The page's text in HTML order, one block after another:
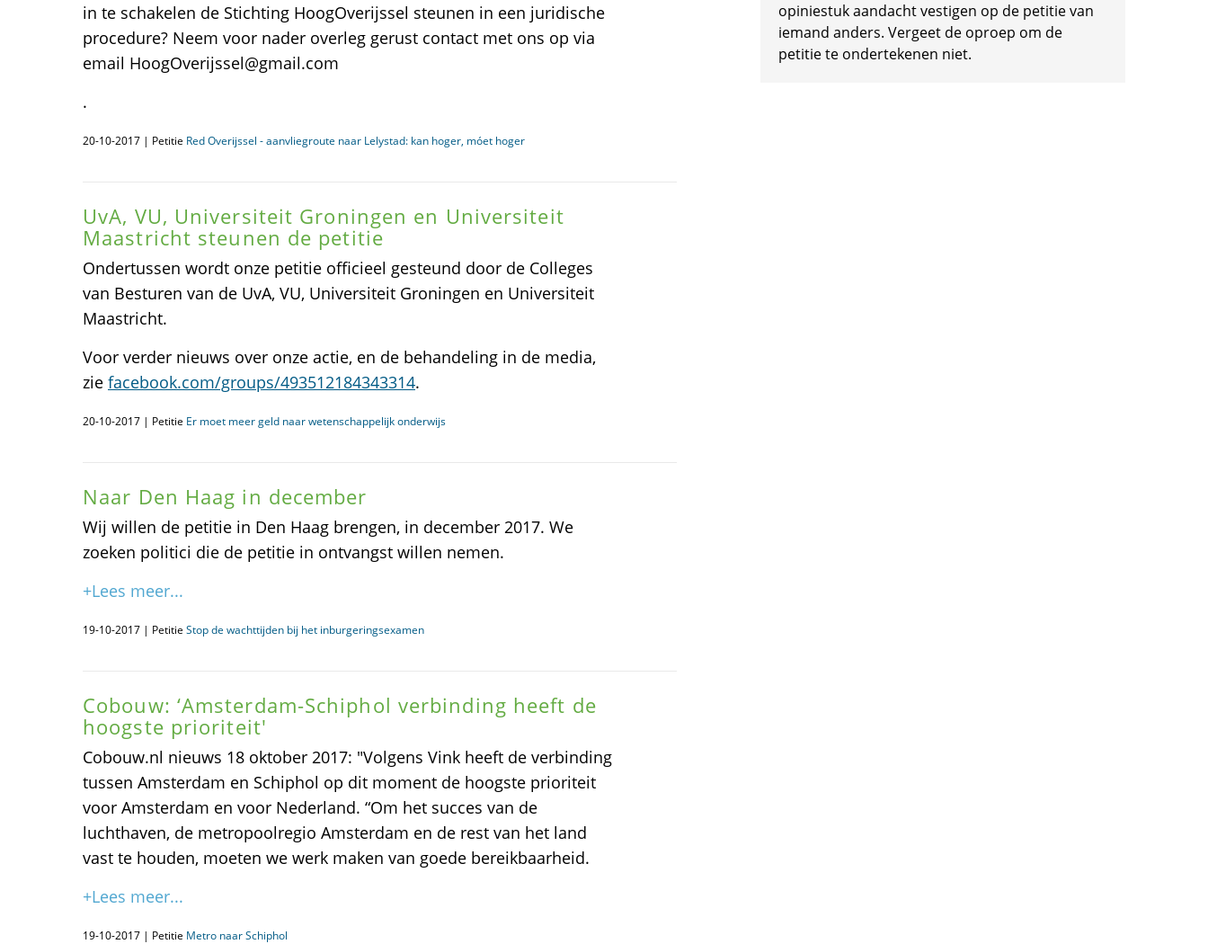
in te schakelen de Stichting HoogOverijssel steunen in een juridische
procedure? Neem voor nader overleg gerust contact met ons op via
email HoogOverijssel@gmail.com
.
20-10-2017 | Petitie Red Overijssel - aanvliegroute naar Lelystad: kan hoger, móet hoger
UvA, VU, Universiteit Groningen en Universiteit
Maastricht steunen de petitie
Ondertussen wordt onze petitie officieel gesteund door de Colleges
van Besturen van de UvA, VU, Universiteit Groningen en Universiteit
Maastricht.
Voor verder nieuws over onze actie, en de behandeling in de media,
zie facebook.com/groups/493512184343314.
20-10-2017 | Petitie Er moet meer geld naar wetenschappelijk onderwijs
Naar Den Haag in december
Wij willen de petitie in Den Haag brengen, in december 2017. We
zoeken politici die de petitie in ontvangst willen nemen.
+Lees meer...
19-10-2017 | Petitie Stop de wachttijden bij het inburgeringsexamen
Cobouw: ‘Amsterdam-Schiphol verbinding heeft de
hoogste prioriteit'
Cobouw.nl nieuws 18 oktober 2017: "Volgens Vink heeft de verbinding
tussen Amsterdam en Schiphol op dit moment de hoogste prioriteit
voor Amsterdam en voor Nederland. “Om het succes van de
luchthaven, de metropoolregio Amsterdam en de rest van het land
vast te houden, moeten we werk maken van goede bereikbaarheid.
+Lees meer...
19-10-2017 | Petitie Metro naar Schiphol
opiniestuk aandacht vestigen op de petitie van
iemand anders. Vergeet de oproep om de
petitie te ondertekenen niet.